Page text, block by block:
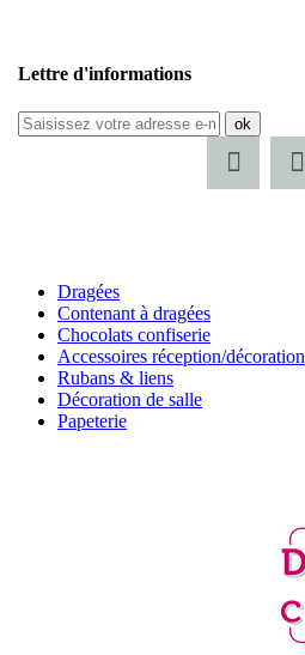
Lettre d'informations
ok
Dragées
Contenant à dragées
Chocolats confiserie
Accessoires réception/décoration
Rubans & liens
Décoration de salle
Papeterie